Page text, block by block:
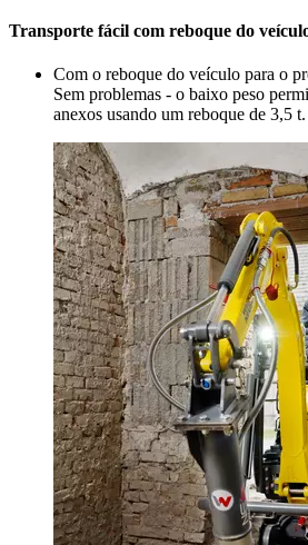
Transporte fácil com reboque do
Com o reboque do veículo para o
Sem problemas - o baixo peso
anexos usando um reboque de 3,5 t.